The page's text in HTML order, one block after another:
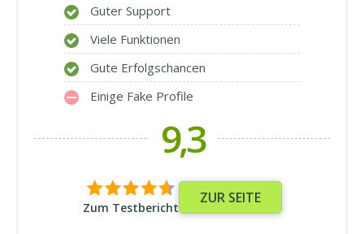
Guter Support
Viele Funktionen
Gute Erfolgschancen
Einige Fake Profile
9,3
Zum Testbericht
ZUR SEITE